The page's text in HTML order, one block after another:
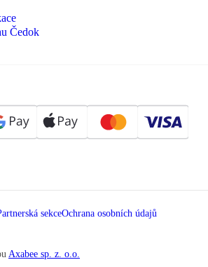
Čedok
sekceOchrana osobních údajů
Axabee sp. z. o.o.